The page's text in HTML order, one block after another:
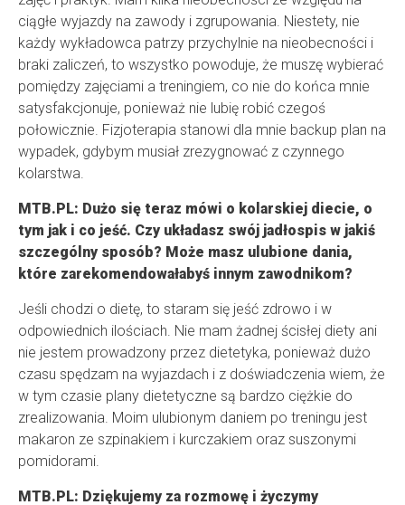
ciągłe wyjazdy na zawody i zgrupowania. Niestety, nie
każdy wykładowca patrzy przychylnie na nieobecności i
braki zaliczeń, to wszystko powoduje, że muszę wybierać
pomiędzy zajęciami a treningiem, co nie do końca mnie
satysfakcjonuje, ponieważ nie lubię robić czegoś
połowicznie. Fizjoterapia stanowi dla mnie backup plan na
wypadek, gdybym musiał zrezygnować z czynnego
kolarstwa.
MTB.PL: Dużo się teraz mówi o kolarskiej diecie, o
tym jak i co jeść. Czy układasz swój jadłospis w jakiś
szczególny sposób? Może masz ulubione dania,
które zarekomendowałabyś innym zawodnikom?
Jeśli chodzi o dietę, to staram się jeść zdrowo i w
odpowiednich ilościach. Nie mam żadnej ścisłej diety ani
nie jestem prowadzony przez dietetyka, ponieważ dużo
czasu spędzam na wyjazdach i z doświadczenia wiem, że
w tym czasie plany dietetyczne są bardzo ciężkie do
zrealizowania. Moim ulubionym daniem po treningu jest
makaron ze szpinakiem i kurczakiem oraz suszonymi
pomidorami.
MTB.PL: Dziękujemy za rozmowę i życzymy